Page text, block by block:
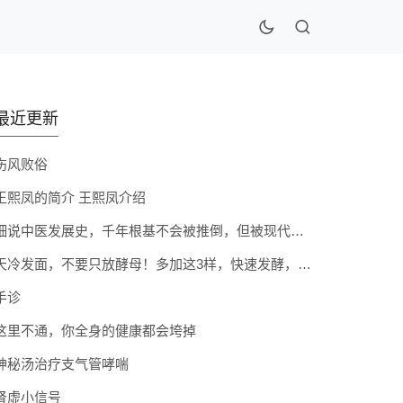
近更新
风败俗
熙凤的简介 王熙凤介绍
细说中医发展史，千年根基不会被推倒，但被现代医疗模式堵住出路
天冷发面，不要只放酵母！多加这3样，快速发酵，蓬松香软弹性十足
诊
里不通，你全身的健康都会垮掉
秘汤治疗支气管哮喘
虚小信号